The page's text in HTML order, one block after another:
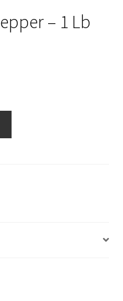
– 1 Lb